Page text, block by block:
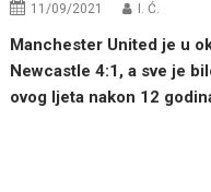
11/09/2021 I. Ć.
Manchester United je u
Newcastle 4:1, a sve je
ovog ljeta nakon 12